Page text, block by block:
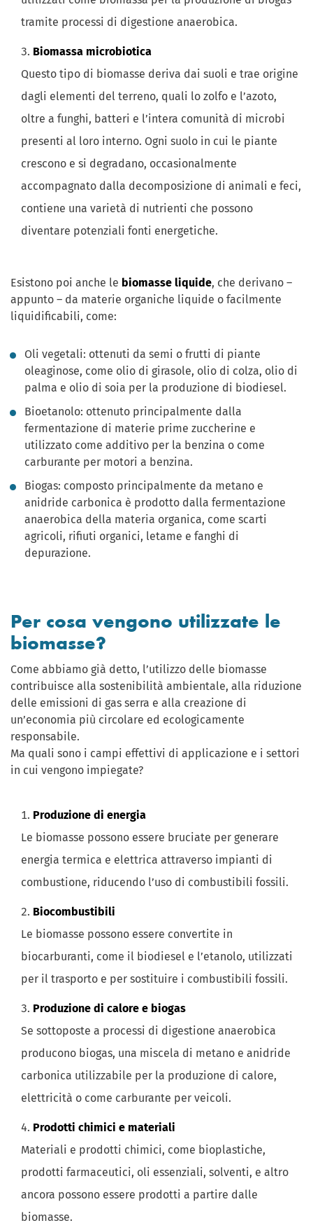
tramite processi di digestione anaerobica.
Biomassa microbiotica
Questo tipo di biomasse deriva dai suoli e trae origine
dagli elementi del terreno, quali lo zolfo e l’azoto,
oltre a funghi, batteri e l’intera comunità di microbi
presenti al loro interno. Ogni suolo in cui le piante
crescono e si degradano, occasionalmente
accompagnato dalla decomposizione di animali e feci,
contiene una varietà di nutrienti che possono
diventare potenziali fonti energetiche.
Esistono poi anche le biomasse liquide, che derivano –
appunto – da materie organiche liquide o facilmente
liquidiﬁcabili, come:
Oli vegetali: ottenuti da semi o frutti di piante
oleaginose, come olio di girasole, olio di colza, olio di
palma e olio di soia per la produzione di biodiesel.
Bioetanolo: ottenuto principalmente dalla
fermentazione di materie prime zuccherine e
utilizzato come additivo per la benzina o come
carburante per motori a benzina.
Biogas: composto principalmente da metano e
anidride carbonica è prodotto dalla fermentazione
anaerobica della materia organica, come scarti
agricoli, rifiuti organici, letame e fanghi di
depurazione.
Per cosa vengono utilizzate le
biomasse?
Come abbiamo già detto, l’utilizzo delle biomasse
contribuisce alla sostenibilità ambientale, alla riduzione
delle emissioni di gas serra e alla creazione di
un’economia più circolare ed ecologicamente
responsabile.
Ma quali sono i campi effettivi di applicazione e i settori
in cui vengono impiegate?
Produzione di energia
Le biomasse possono essere bruciate per generare
energia termica e elettrica attraverso impianti di
combustione, riducendo l’uso di combustibili fossili.
Biocombustibili
Le biomasse possono essere convertite in
biocarburanti, come il biodiesel e l’etanolo, utilizzati
per il trasporto e per sostituire i combustibili fossili.
Produzione di calore e biogas
Se sottoposte a processi di digestione anaerobica
producono biogas, una miscela di metano e anidride
carbonica utilizzabile per la produzione di calore,
elettricità o come carburante per veicoli.
Prodotti chimici e materiali
Materiali e prodotti chimici, come bioplastiche,
prodotti farmaceutici, oli essenziali, solventi, e altro
ancora possono essere prodotti a partire dalle
biomasse.